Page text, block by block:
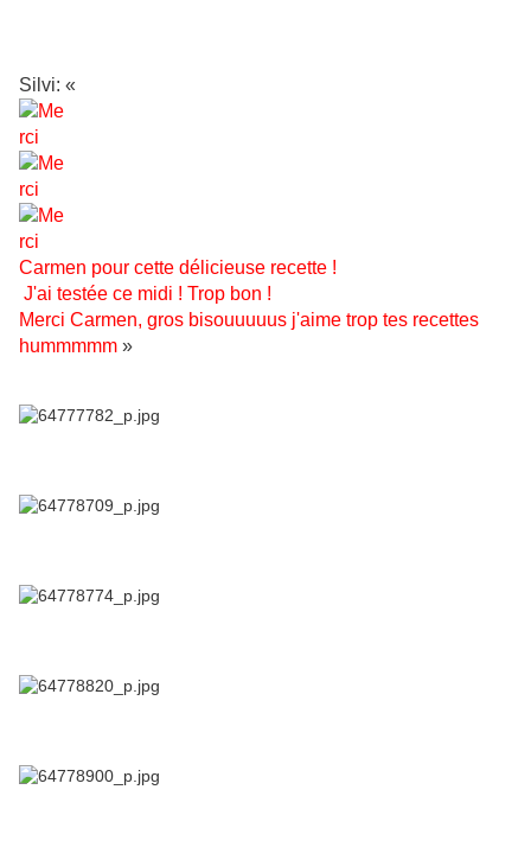
Silvi: «
Carmen pour cette délicieuse recette !
J'ai testée ce midi ! Trop bon !
Merci Carmen, gros bisouuuuus j'aime trop tes recettes
hummmmm »